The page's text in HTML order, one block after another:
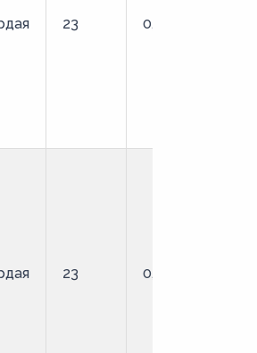
23 0,9
23 0,9